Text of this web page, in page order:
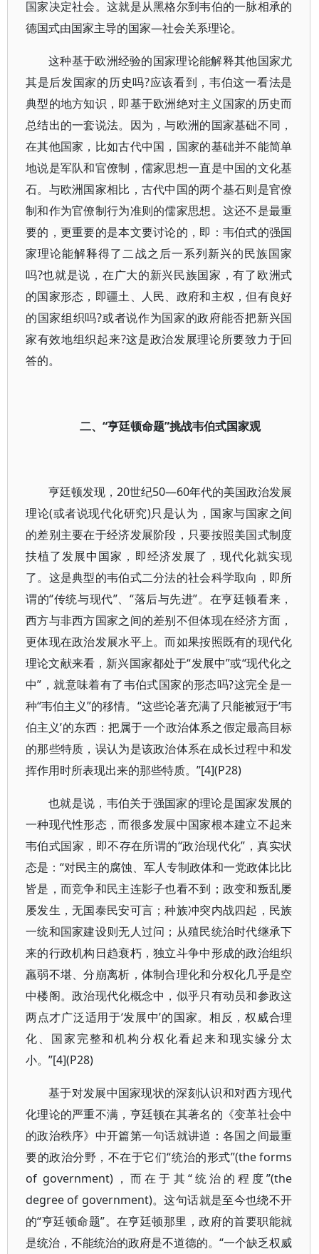
国家决定社会。这就是从黑格尔到韦伯的一脉相承的
德国式由国家主导的国家—社会关系理论。
这种基于欧洲经验的国家理论能解释其他国家尤
其是后发国家的历史吗?应该看到，韦伯这一看法是
典型的地方知识，即基于欧洲绝对主义国家的历史而
总结出的一套说法。因为，与欧洲的国家基础不同，
在其他国家，比如古代中国，国家的基础并不能简单
地说是军队和官僚制，儒家思想一直是中国的文化基
石。与欧洲国家相比，古代中国的两个基石则是官僚
制和作为官僚制行为准则的儒家思想。这还不是最重
要的，更重要的是本文要讨论的，即：韦伯式的强国
家理论能解释得了二战之后一系列新兴的民族国家
吗?也就是说，在广大的新兴民族国家，有了欧洲式
的国家形态，即疆土、人民、政府和主权，但有良好
的国家组织吗?或者说作为国家的政府能否把新兴国
家有效地组织起来?这是政治发展理论所要致力于回
答的。
二、“亨廷顿命题”挑战韦伯式国家观
亨廷顿发现，20世纪50—60年代的美国政治发展
理论(或者说现代化研究)只是认为，国家与国家之间
的差别主要在于经济发展阶段，只要按照美国式制度
扶植了发展中国家，即经济发展了，现代化就实现
了。这是典型的韦伯式二分法的社会科学取向，即所
谓的“传统与现代”、“落后与先进”。在亨廷顿看来，
西方与非西方国家之间的差别不但体现在经济方面，
更体现在政治发展水平上。而如果按照既有的现代化
理论文献来看，新兴国家都处于“发展中”或“现代化之
中”，就意味着有了韦伯式国家的形态吗?这完全是一
种“韦伯主义”的移情。“这些论著充满了只能被冠于‘韦
伯主义’的东西：把属于一个政治体系之假定最高目标
的那些特质，误认为是该政治体系在成长过程中和发
挥作用时所表现出来的那些特质。”[4](P28)
也就是说，韦伯关于强国家的理论是国家发展的
一种现代性形态，而很多发展中国家根本建立不起来
韦伯式国家，即不存在所谓的“政治现代化”，真实状
态是：“对民主的腐蚀、军人专制政体和一党政体比比
皆是，而竞争和民主连影子也看不到；政变和叛乱屡
屡发生，无国泰民安可言；种族冲突内战四起，民族
一统和国家建设则无人过问；从殖民统治时代继承下
来的行政机构日趋衰朽，独立斗争中形成的政治组织
羸弱不堪、分崩离析，体制合理化和分权化几乎是空
中楼阁。政治现代化概念中，似乎只有动员和参政这
两点才广泛适用于‘发展中’的国家。相反，权威合理
化、国家完整和机构分权化看起来和现实缘分太
小。”[4](P28)
基于对发展中国家现状的深刻认识和对西方现代
化理论的严重不满，亨廷顿在其著名的《变革社会中
的政治秩序》中开篇第一句话就讲道：各国之间最重
要的政治分野，不在于它们“统治的形式”(the forms
of government)，而在于其“统治的程度”(the
degree of government)。这句话就是至今也绕不开
的“亨廷顿命题”。在亨廷顿那里，政府的首要职能就
是统治，不能统治的政府是不道德的。“一个缺乏权威